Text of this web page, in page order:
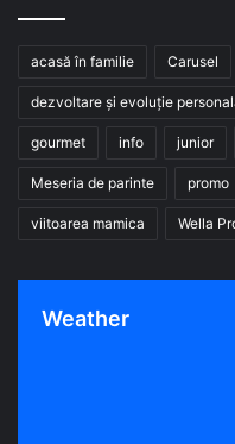
acasă în familie Carusel
dezvoltare și evoluție
gourmet info junior
Meseria de parinte promo
viitoarea mamica Wella
Weather